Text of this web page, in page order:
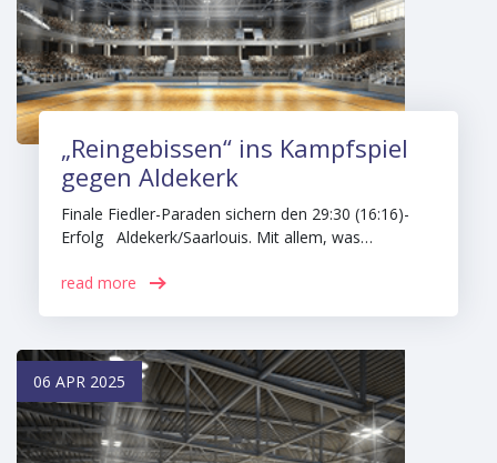
„Reingebissen“ ins Kampfspiel
gegen Aldekerk
Finale Fiedler-Paraden sichern den 29:30 (16:16)-
Erfolg Aldekerk/Saarlouis. Mit allem, was…
read more
06 APR 2025